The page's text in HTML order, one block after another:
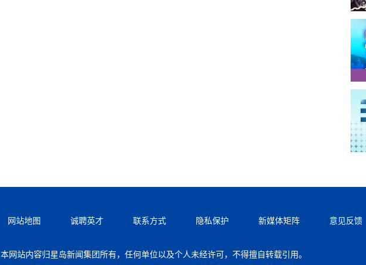
网站地图 诚聘英才 联系方式 隐私保护 新媒体矩阵 意见反馈
本网站内容归星岛新闻集团所有，任何单位以及个人未经许可，不得擅自转载引用。